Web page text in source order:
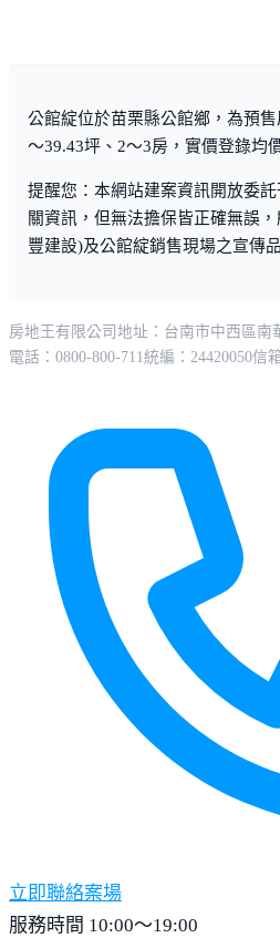
公館綻位於苗栗縣公館鄉，為預
～39.43坪、2～3房，實價登錄均
提醒您：本網站建案資訊開放委
關資訊，但無法擔保皆正確無誤
豐建設)及公館綻銷售現場之宣傳
房地王有限公司 地址：台南市中西區南
電話：0800-800-711統編：24420050信
立即聯絡案場
服務時間 10:00～19:00